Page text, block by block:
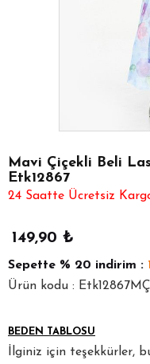
Mavi Çiçekli Beli
Etk12867
24 Saatte Ücretsiz
149,90 ₺
Sepette % 20 indirim :
Ürün kodu :
BEDEN TABLOSU
İlginiz için teşekkürler,